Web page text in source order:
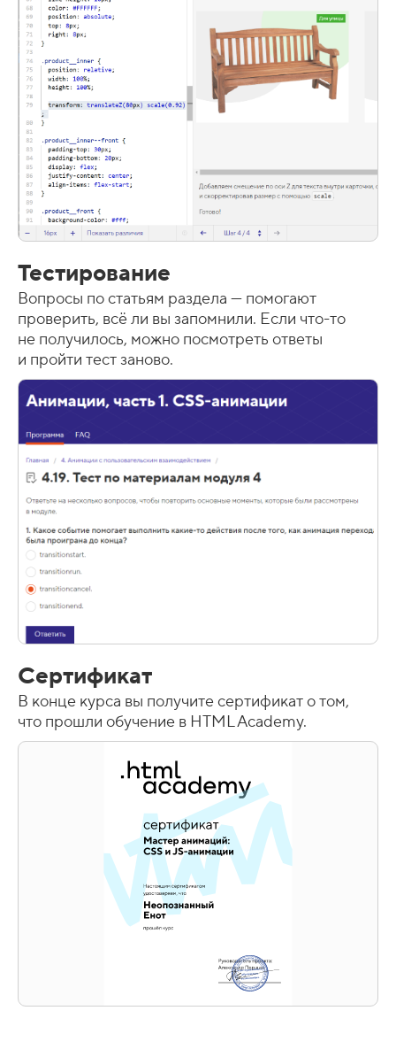
Тестирование
Вопросы по статьям раздела — помогают
проверить, всё ли вы запомнили. Если что-то
не получилось, можно посмотреть ответы
и пройти тест заново.
Сертификат
В конце курса вы получите сертификат о том,
что прошли обучение в HTML Academy.